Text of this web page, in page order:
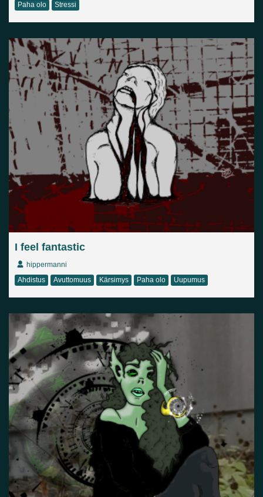
Paha olo
Stressi
I feel fantastic
hippermanni
Ahdistus
Avuttomuus Kärsimys Paha olo Uupumus